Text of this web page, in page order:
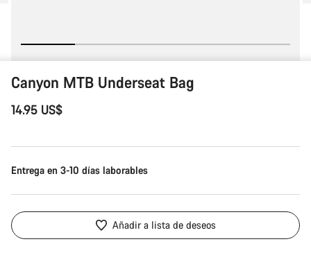
Canyon MTB Underseat Bag
14.95 US$
Entrega en 3-10 días laborables
Añadir a lista de deseos